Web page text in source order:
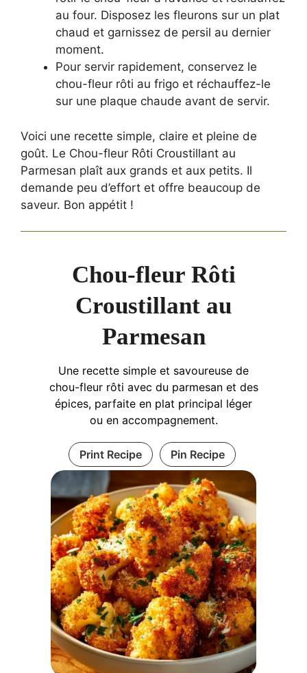
au four. Disposez les fleurons sur un plat
chaud et garnissez de persil au dernier
moment.
Pour servir rapidement, conservez le
chou-fleur rôti au frigo et réchauffez-le
sur une plaque chaude avant de servir.
Voici une recette simple, claire et pleine de
goût. Le Chou-fleur Rôti Croustillant au
Parmesan plaît aux grands et aux petits. Il
demande peu d’effort et offre beaucoup de
saveur. Bon appétit !
Chou-fleur Rôti
Croustillant au
Parmesan
Une recette simple et savoureuse de
chou-fleur rôti avec du parmesan et des
épices, parfaite en plat principal léger
ou en accompagnement.
Print Recipe Pin Recipe